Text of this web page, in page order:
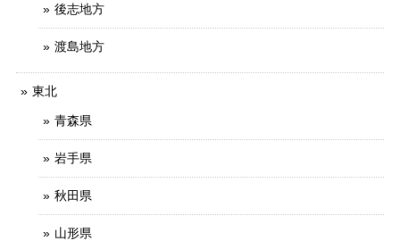
後志地方
渡島地方
東北
青森県
岩手県
秋田県
山形県